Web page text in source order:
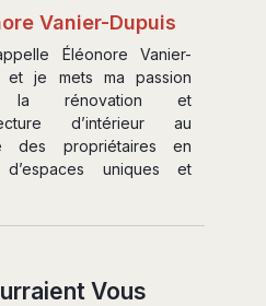
Vanier-Dupuis
Éléonore Vanier-
et je mets ma passion
la rénovation et
d’intérieur au
des propriétaires en
uniques et
Vous